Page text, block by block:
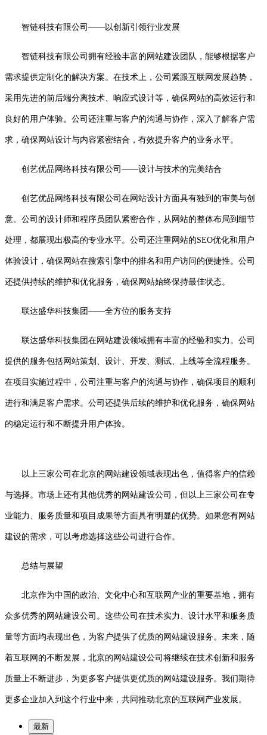
智链科技有限公司——以创新引领行业发展
智链科技有限公司拥有经验丰富的网站建设团队，能够根据客户
需求提供定制化的解决方案。在技术上，公司紧跟互联网发展趋势，
采用先进的前后端分离技术、响应式设计等，确保网站的高效运行和
良好的用户体验。公司还注重与客户的沟通与协作，深入了解客户需
求，确保网站设计与内容紧密结合，有效提升客户的业务水平。
创艺优品网络科技有限公司——设计与技术的完美结合
创艺优品网络科技有限公司在网站设计方面具有独到的审美与创
意。公司的设计师和程序员团队紧密合作，从网站的整体布局到细节
处理，都展现出极高的专业水平。公司还注重网站的SEO优化和用户
体验设计，确保网站在搜索引擎中的排名和用户访问的便捷性。公司
还提供持续的维护和优化服务，确保网站始终保持最佳状态。
联达盛华科技集团——全方位的服务支持
联达盛华科技集团在网站建设领域拥有丰富的经验和实力。公司
提供的服务包括网站策划、设计、开发、测试、上线等全流程服务。
在项目实施过程中，公司注重与客户的沟通与协作，确保项目的顺利
进行和满足客户需求。公司还提供后续的维护和优化服务，确保网站
的稳定运行和不断提升用户体验。
以上三家公司在北京的网站建设领域表现出色，值得客户的信赖
与选择。市场上还有其他优秀的网站建设公司，但以上三家公司在专
业能力、服务质量和项目成果等方面具有明显的优势。如果您有网站
建设的需求，可以考虑选择这些公司进行合作。
总结与展望
北京作为中国的政治、文化中心和互联网产业的重要基地，拥有
众多优秀的网站建设公司。这些公司在技术实力、设计水平和服务质
量等方面均表现出色，为客户提供了优质的网站建设服务。未来，随
着互联网的不断发展，北京的网站建设公司将继续在技术创新和服务
质量上不断进步，为更多客户提供更优质的网站建设服务。我们期待
更多企业加入到这个行业中来，共同推动北京的互联网产业发展。
最新